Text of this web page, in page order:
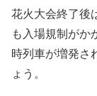
花火大会終了後
も入場規制がか
時列車が増発さ
ょう。